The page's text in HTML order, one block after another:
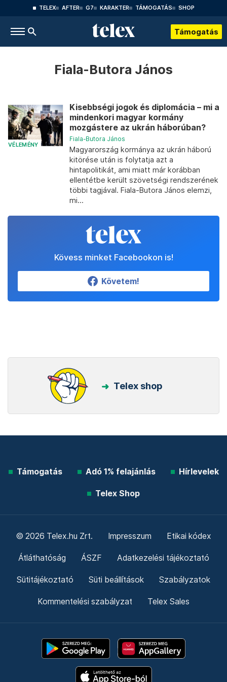
TELEX AFTER G7 KARAKTER TÁMOGATÁS SHOP
Támogatás
Fiala-Butora János
VÉLEMÉNY
Kisebbségi jogok és diplomácia – mi a
mindenkori magyar kormány
mozgástere az ukrán háborúban?
Fiala-Butora János
Magyarország kormánya az ukrán háború
kitörése után is folytatja azt a
hintapolitikát, ami miatt már korábban
ellentétbe került szövetségi rendszerének
többi tagjával. Fiala-Butora János elemzi,
mi...
Kövess minket Facebookon is!
Követem!
Telex shop
Támogatás Adó 1% felajánlás Hírlevelek
Telex Shop
© 2026 Telex.hu Zrt. Impresszum Etikai kódex
Átláthatóság ÁSZF Adatkezelési tájékoztató
Sütitájékoztató Süti beállítások Szabályzatok
Kommentelési szabályzat Telex Sales